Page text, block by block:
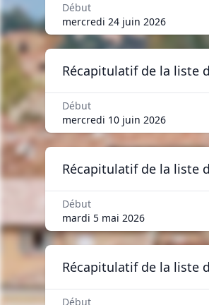
Début
mercredi 24 juin 2026
Récapitulatif de la liste
Début
mercredi 10 juin 2026
Récapitulatif de la liste
Début
mardi 5 mai 2026
Récapitulatif de la liste
Début